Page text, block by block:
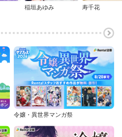
稲垣あゆみ 寿千花
令嬢・異世界マンガ祭